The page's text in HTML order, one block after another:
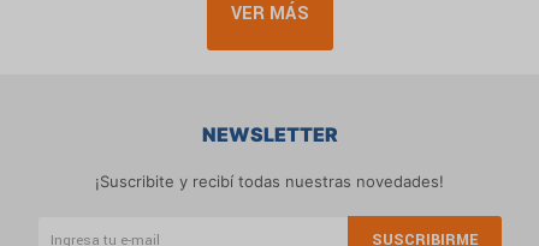
VER MÁS
NEWSLETTER
¡Suscribite y recibí todas nuestras novedades!
SUSCRIBIRME